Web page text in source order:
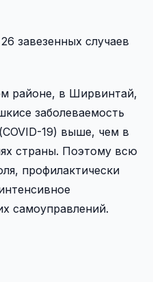
завезенных случаев
районе, в Ширвинтай,
заболеваемость
19) выше, чем в
страны. Поэтому всю
профилактически
самоуправлений.